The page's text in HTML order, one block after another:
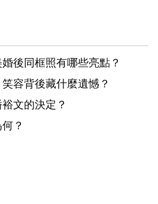
後同框照有哪些亮點？
容背後藏什麼遺憾？
文的決定？
？